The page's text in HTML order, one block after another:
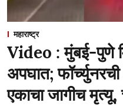
महाराष्ट्र
Video : मुंबई-पुणे
अपघात;
एकाचा जागीच